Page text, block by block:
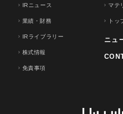
IRニュース
業績・財務
IRライブラリー
株式情報
免責事項
マテ
トッ
ニュ